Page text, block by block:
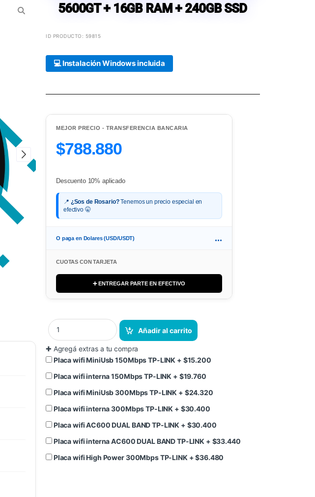
5600GT + 16GB RAM + 240GB SSD
ID PRODUCTO: 59815
💻 Instalación Windows incluida
MEJOR PRECIO - TRANSFERENCIA BANCARIA
$788.880
Descuento 10% aplicado
📍 ¿Sos de Rosario?Tenemos un precio especial en
efectivo 🤫
O paga en Dolares (USD/USDT) ...
CUOTAS CON TARJETA
➕ ENTREGAR PARTE EN EFECTIVO
Añadir al carrito
✚ Agregá extras a tu compra
Placa wifi MiniUsb 150Mbps TP-LINK + $15.200
Placa wifi interna 150Mbps TP-LINK + $19.760
Placa wifi MiniUsb 300Mbps TP-LINK + $24.320
Placa wifi interna 300Mbps TP-LINK + $30.400
Placa wifi AC600 DUAL BAND TP-LINK + $30.400
Placa wifi interna AC600 DUAL BAND TP-LINK + $33.440
Placa wifi High Power 300Mbps TP-LINK +$36.480